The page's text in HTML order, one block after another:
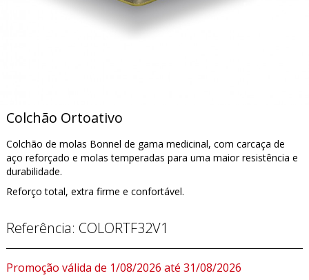
Colchão Ortoativo
Colchão de molas Bonnel de gama medicinal, com carcaça de
aço reforçado e molas temperadas para uma maior resistência e
durabilidade.
Reforço total, extra firme e confortável.
Referência: COLORTF32V1
Promoção válida de 1/08/2026 até 31/08/2026